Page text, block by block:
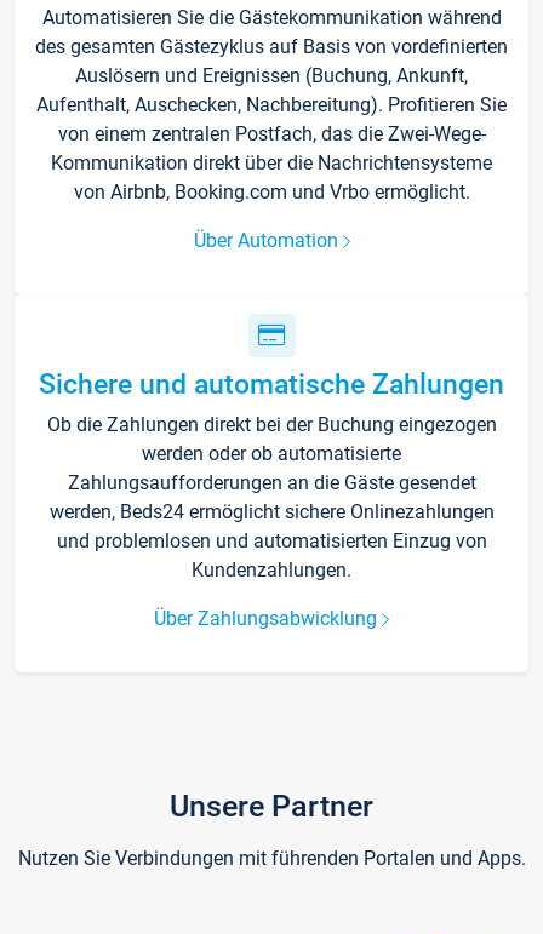
Automatisieren Sie die Gästekommunikation während
des gesamten Gästezyklus auf Basis von vordefinierten
Auslösern und Ereignissen (Buchung, Ankunft,
Aufenthalt, Auschecken, Nachbereitung). Profitieren Sie
von einem zentralen Postfach, das die Zwei-Wege-
Kommunikation direkt über die Nachrichtensysteme
von Airbnb, Booking.com und Vrbo ermöglicht.
Über Automation
Sichere und automatische Zahlungen
Ob die Zahlungen direkt bei der Buchung eingezogen
werden oder ob automatisierte
Zahlungsaufforderungen an die Gäste gesendet
werden, Beds24 ermöglicht sichere Onlinezahlungen
und problemlosen und automatisierten Einzug von
Kundenzahlungen.
Über Zahlungsabwicklung
Unsere Partner
Nutzen Sie Verbindungen mit führenden Portalen und Apps.